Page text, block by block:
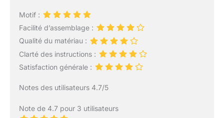
Motif :
Facilité d’assemblage :
Qualité du matériau :
Clarté des instructions :
Satisfaction générale :
Notes des utilisateurs 4.7/5
Note de 4.7 pour 3 utilisateurs